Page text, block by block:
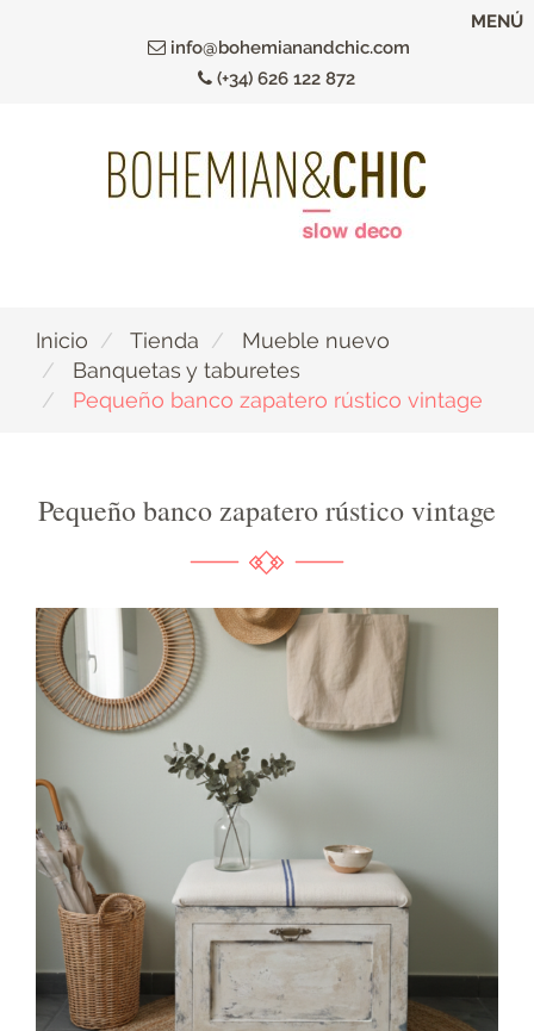
info@bohemianandchic.com
(+34) 626 122 872
MENÚ
Inicio Tienda
Mueble nuevo
Banquetas y taburetes
Pequeño banco zapatero rústico vintage
Pequeño banco zapatero rústico vintage